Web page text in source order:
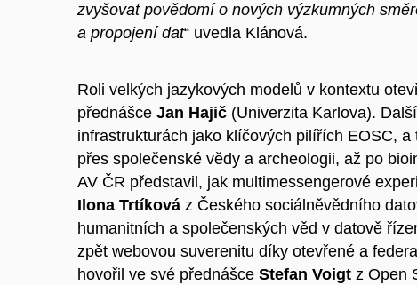
zvyšovat povědomí o nových výzkumných
a propojení dat“ uvedla Klánová.
Roli velkých jazykových modelů v kontextu
přednášce Jan Hajič (Univerzita Karlova).
infrastrukturách jako klíčových pilířích EOSC,
přes společenské vědy a archeologii, až po
AV ČR představil, jak multimessengerové
Ilona Trtíková z Českého sociálněvědního
humanitních a společenských věd v datově
zpět webovou suverenitu díky otevřené a
hovořil ve své přednášce Stefan Voigt z Open